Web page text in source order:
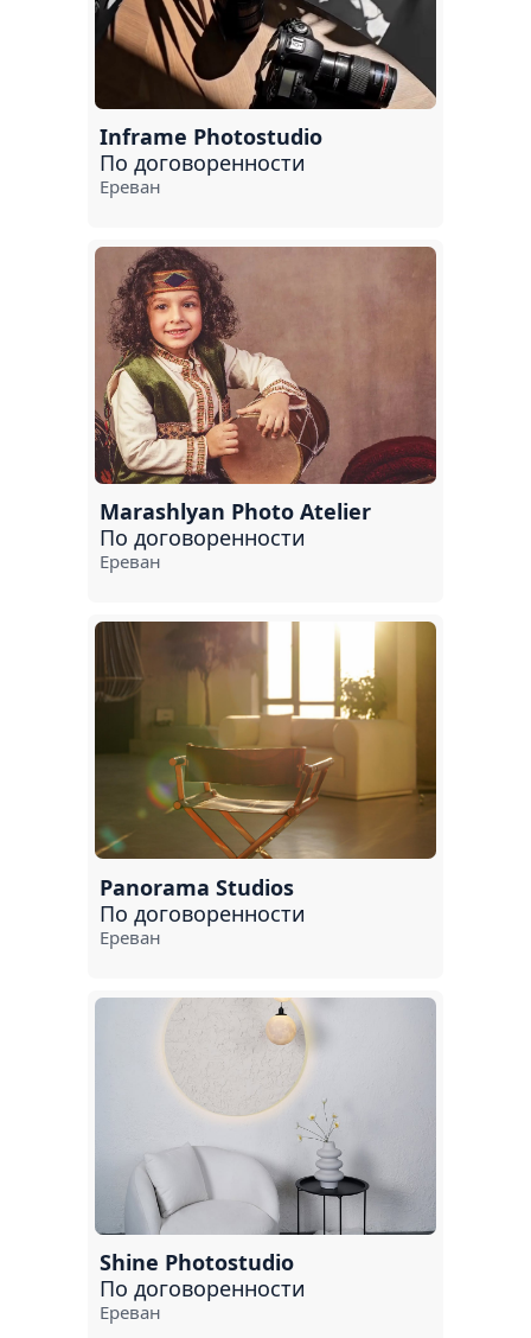
Inframe Photostudio
По договоренности
Ереван
Marashlyan Photo Atelier
По договоренности
Ереван
Panorama Studios
По договоренности
Ереван
Shine Photostudio
По договоренности
Ереван